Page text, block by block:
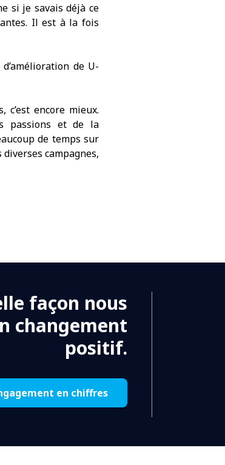
si je savais déjà ce
Il est à la fois
de U-
encore mieux.
passions et de la
de temps sur
campagnes,
façon nous
changement
positif.
en chiffres